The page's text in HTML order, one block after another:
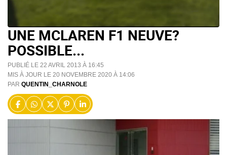
UNE MCLAREN F1 NEUVE?
POSSIBLE...
PUBLIÉ LE 22 AVRIL 2013 À 16:45
MIS À JOUR LE 20 NOVEMBRE 2020 À 14:06
PAR QUENTIN_CHARNOLE